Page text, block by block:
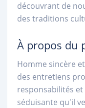
découvrant de
des traditions
À propos du
Homme sincère
des entretiens
responsabilités
séduisante qu'il